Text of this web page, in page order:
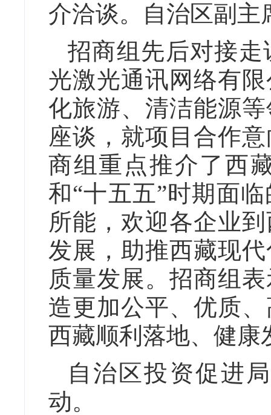
介洽谈。自治区副主
招商组先后对接
光激光通讯网络有
化旅游、清洁能源
座谈，就项目合作
商组重点推介了西
和“十五五”时期面
所能，欢迎各企业
发展，助推西藏现
质量发展。招商组
造更加公平、优质
西藏顺利落地、健康
自治区投资促进
动。